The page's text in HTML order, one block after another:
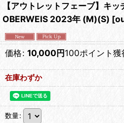
【アウトレットフェーブ】キ
OBERWEIS 2023年 (M)(S) [
価格: 10,000円100ポイント獲
在庫わずか
数量: